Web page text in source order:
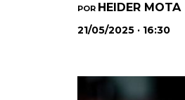
POR HEIDER MOTA
21/05/2025 · 16:30